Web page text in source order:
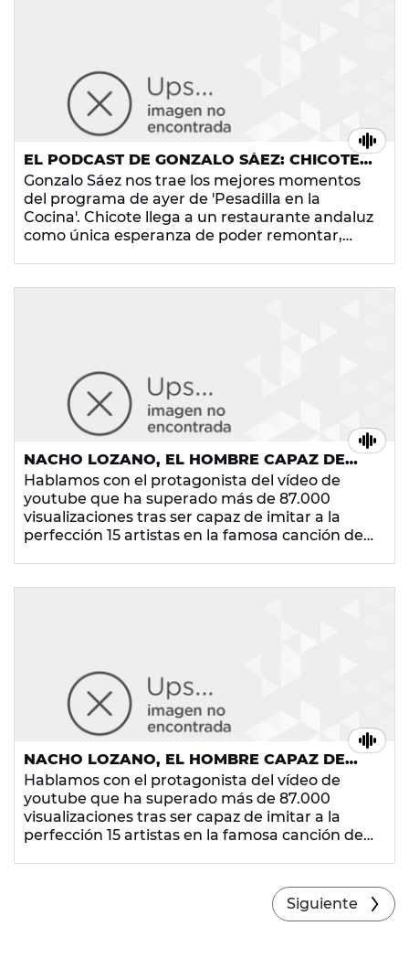
EL PODCAST DE GONZALO SÁEZ: CHICOTE
SUFRE UN INTENTO DE ASESINATO EN
'PESADILLA EN LA COCINA'
Gonzalo Sáez nos trae los mejores momentos
del programa de ayer de 'Pesadilla en la
Cocina'. Chicote llega a un restaurante andaluz
como única esperanza de poder remontar,
cocinero favorito! ¿Te lo vas a perder?
NACHO LOZANO, EL HOMBRE CAPAZ DE
SER 15 ARTISTAS EN UNO
Hablamos con el protagonista del vídeo de
youtube que ha superado más de 87.000
visualizaciones tras ser capaz de imitar a la
perfección 15 artistas en la famosa canción de
NACHO LOZANO, EL HOMBRE CAPAZ DE
SER 15 ARTISTAS EN UNO
Hablamos con el protagonista del vídeo de
youtube que ha superado más de 87.000
visualizaciones tras ser capaz de imitar a la
perfección 15 artistas en la famosa canción de
Siguiente